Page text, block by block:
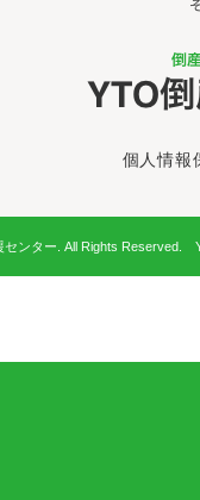
個人情報
ンター. All Rights Reserved.